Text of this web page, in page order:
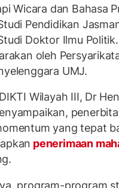
Wicara dan Bahasa
Pendidikan
Doktor Ilmu
oleh
UMJ.
Wilayah III, Dr
yang tepat
penerimaan
program-program